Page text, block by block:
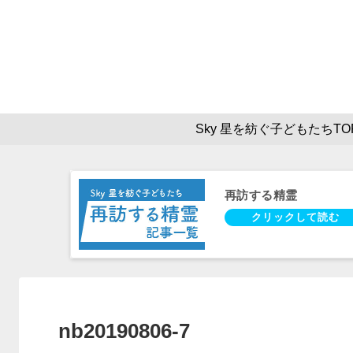
Sky 星を紡ぐ子どもたち
再訪する精霊
nb20190806-7